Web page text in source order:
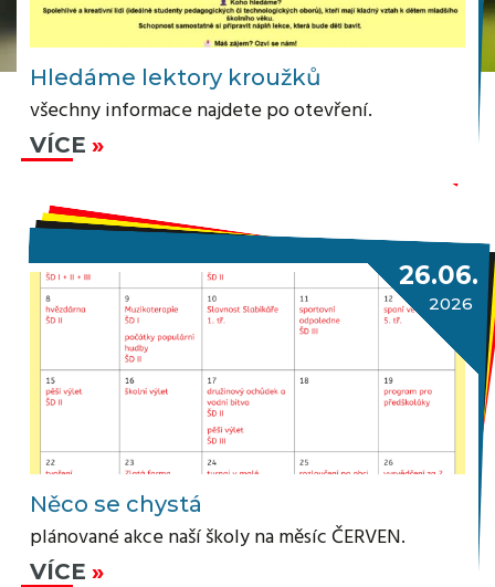
Hledáme lektory kroužků
všechny informace najdete po otevření.
VÍCE
26.06.
2026
Něco se chystá
plánované akce naší školy na měsíc ČERVEN.
VÍCE